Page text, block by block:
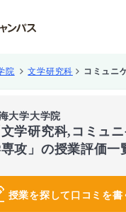
院 文学研究科 コミュニ
大学大学院
文学研究科,コミュ
攻」の授業評価一
授業を探して口コミを書